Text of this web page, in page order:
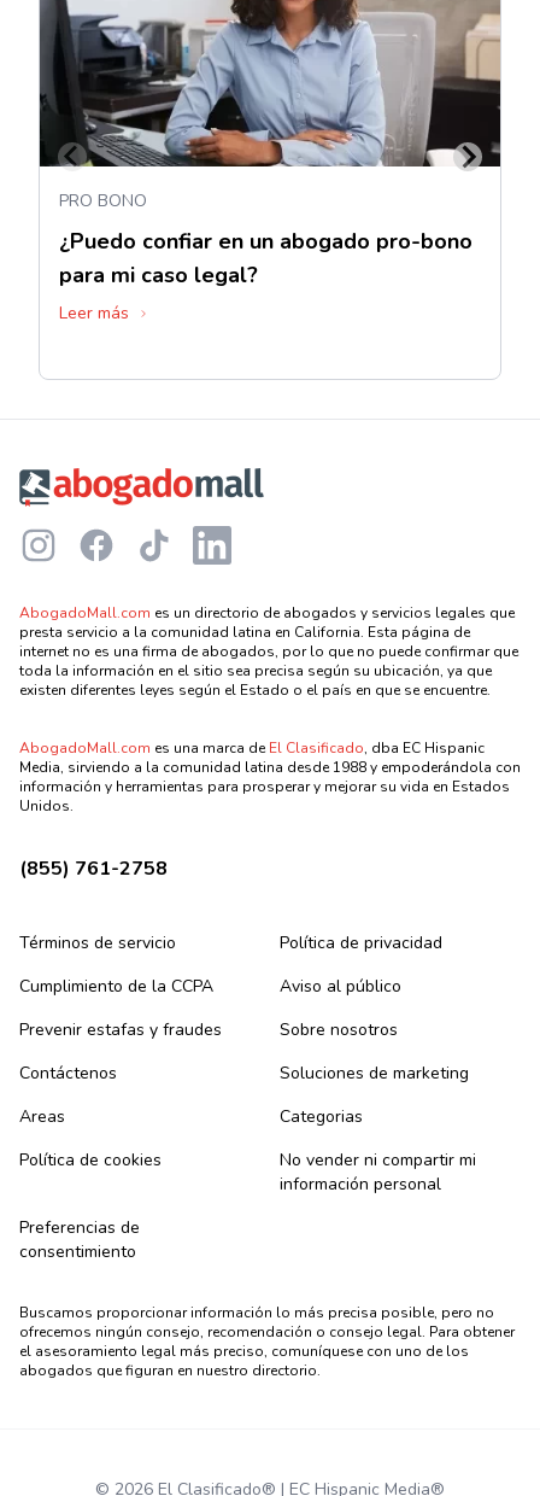
PRO BONO
¿Puedo confiar en un abogado pro-bono
para mi caso legal?
Leer más
InstagramFacebookTikTok LinkedIn
AbogadoMall.com es un directorio de abogados y servicios legales que
presta servicio a la comunidad latina en California. Esta página de
internet no es una firma de abogados, por lo que no puede confirmar que
toda la información en el sitio sea precisa según su ubicación, ya que
existen diferentes leyes según el Estado o el país en que se encuentre.
AbogadoMall.com es una marca deEl Clasificado, dba EC Hispanic
Media, sirviendo a la comunidad latina desde 1988 y empoderándola con
información y herramientas para prosperar y mejorar su vida en Estados
Unidos.
(855) 761-2758
Términos de servicio
Política de privacidad
Cumplimiento de la CCPA
Aviso al público
Prevenir estafas y fraudes
Sobre nosotros
Contáctenos
Soluciones de marketing
Areas
Categorias
Política de cookies
No vender ni compartir mi
información personal
Preferencias de
consentimiento
Buscamos proporcionar información lo más precisa posible, pero no
ofrecemos ningún consejo, recomendación o consejo legal. Para obtener
el asesoramiento legal más preciso, comuníquese con uno de los
abogados que figuran en nuestro directorio.
© 2026 El Clasificado® | EC Hispanic Media®